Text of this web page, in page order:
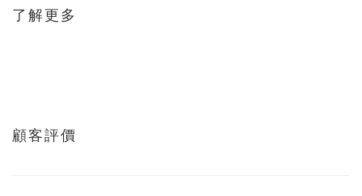
了解更多
顧客評價